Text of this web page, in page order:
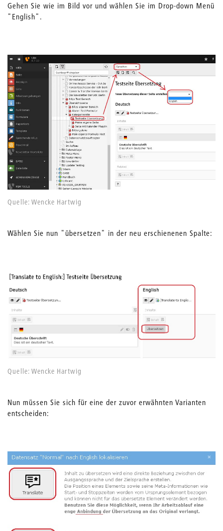
Gehen Sie wie im Bild vor und wählen Sie im Drop-down Menü
"English".
Quelle: Wencke Hartwig
Wählen Sie nun "übersetzen" in der neu erschienenen Spalte:
Quelle: Wencke Hartwig
Nun müssen Sie sich für eine der zuvor erwähnten Varianten
entscheiden: